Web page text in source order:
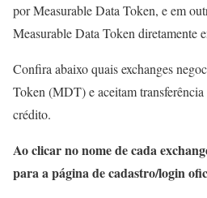
por Measurable Data Token, e em
Measurable Data Token diretamente
Confira abaixo quais exchanges
Token (MDT) e aceitam
crédito.
Ao clicar no nome de cada
para a página de cadastro/login